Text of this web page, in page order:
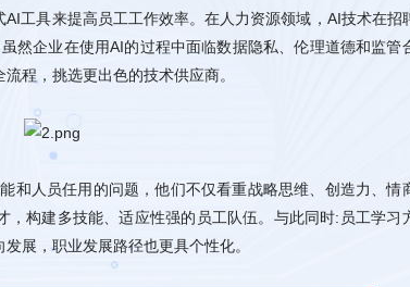
程，挑选更出色的技术供应商。
展，职业发展路径也更具个性化。